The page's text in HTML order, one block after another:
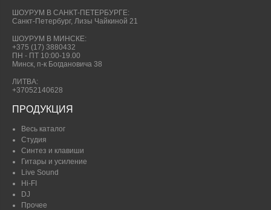
ШОУРУМ В САНКТ-ПЕТЕРБУРГЕ:
Санкт-Петербург, Лизы Чайкиной 21
ШОУРУМ В МИНСКЕ:
+375 (17) 3880432
ПН - ПТ 10:00-19.00
Минск, п-к Богдановича 38
ЛИТВА:
+37052140628
ПРОДУКЦИЯ
Весь каталог
Студия
Синтез и клавиши
Гитары и усиление
Live Sound
Hi-FI
DJ
Прочее